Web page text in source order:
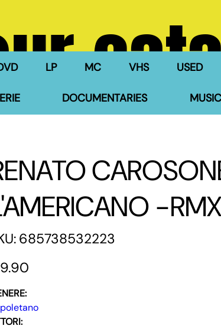
LP MC VHS USED
DOCUMENTARIES MUSIC
-RMX
SKU
685738532223
685738532223